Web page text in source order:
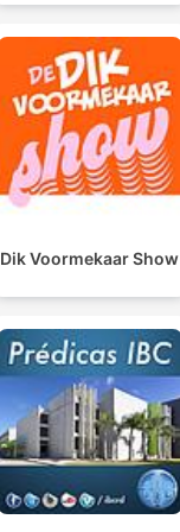
Dik Voormekaar Show